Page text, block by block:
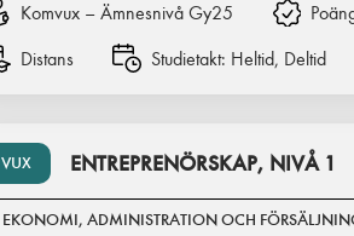
Komvux – Ämnesnivå Gy25
Distans
Studietakt: Heltid, Deltid
VUX ENTREPRENÖRSKAP, NIVÅ 1
EKONOMI, ADMINISTRATION OCH